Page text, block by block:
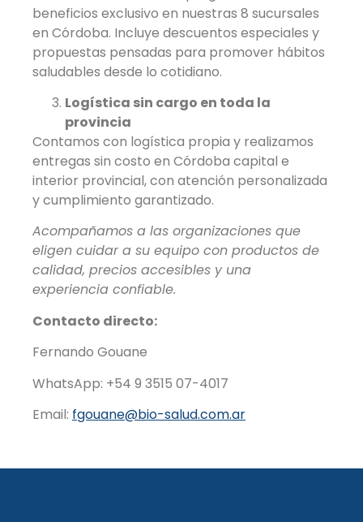
beneficios exclusivo en nuestras 8 sucursales
en Córdoba. Incluye descuentos especiales y
propuestas pensadas para promover hábitos
saludables desde lo cotidiano.
Logística sin cargo en toda la
provincia
Contamos con logística propia y realizamos
entregas sin costo en Córdoba capital e
interior provincial, con atención personalizada
y cumplimiento garantizado.
Acompañamos a las organizaciones que
eligen cuidar a su equipo con productos de
calidad, precios accesibles y una
experiencia confiable.
Contacto directo:
Fernando Gouane
WhatsApp: +54 9 3515 07-4017
Email: fgouane@bio-salud.com.ar